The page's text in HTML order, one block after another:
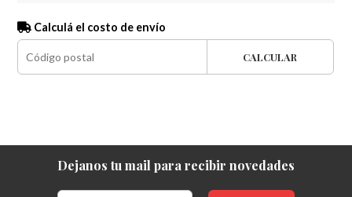
Calculá el costo de envío
CALCULAR
Dejanos tu mail para recibir novedades